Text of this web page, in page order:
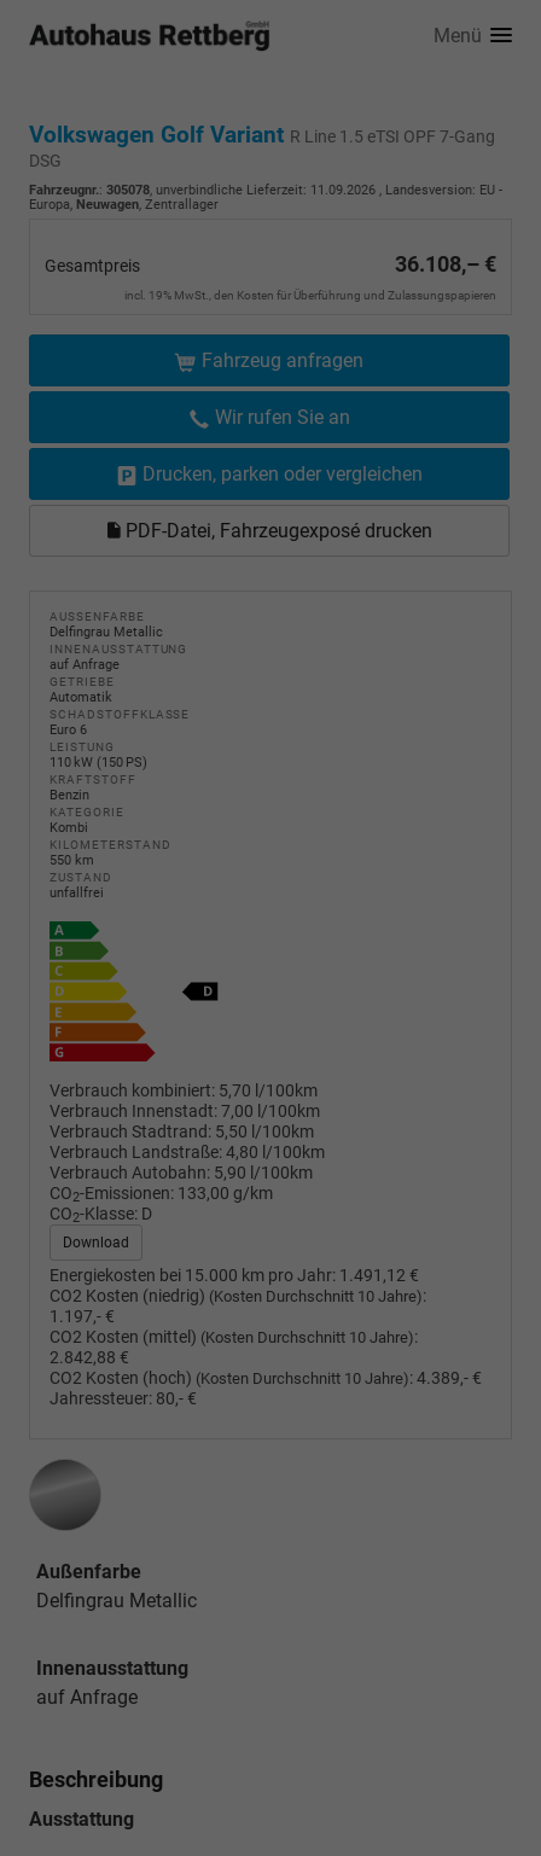
Menü
Volkswagen Golf Variant R Line 1.5 eTSI OPF 7-Gang
DSG
Fahrzeugnr.: 305078, unverbindliche Lieferzeit: 11.09.2026 , Landesversion: EU -
Europa, Neuwagen, Zentrallager
Gesamtpreis 36.108,– €
incl. 19% MwSt., den Kosten für Überführung und Zulassungspapieren
Fahrzeug anfragen
Wir rufen Sie an
Drucken, parken oder vergleichen
PDF-Datei, Fahrzeugexposé drucken
AUSSENFARBE
Delfingrau Metallic
INNENAUSSTATTUNG
auf Anfrage
GETRIEBE
Automatik
SCHADSTOFFKLASSE
Euro 6
LEISTUNG
110 kW (150 PS)
KRAFTSTOFF
Benzin
KATEGORIE
Kombi
KILOMETERSTAND
550 km
ZUSTAND
unfallfrei
Verbrauch kombiniert: 5,70 l/100km
Verbrauch Innenstadt:7,00 l/100km
Verbrauch Stadtrand: 5,50 l/100km
Verbrauch Landstraße:4,80 l/100km
Verbrauch Autobahn: 5,90 l/100km
CO2-Emissionen: 133,00 g/km
CO2-Klasse: D
Download
Energiekosten bei 15.000 km pro Jahr: 1.491,12 €
CO2 Kosten (niedrig) (Kosten Durchschnitt 10 Jahre):
1.197,- €
CO2 Kosten (mittel) (Kosten Durchschnitt 10 Jahre):
2.842,88 €
CO2 Kosten (hoch) (Kosten Durchschnitt 10 Jahre):4.389,- €
Jahressteuer: 80,- €
Außenfarbe
Delfingrau Metallic
Innenausstattung
auf Anfrage
Beschreibung
Ausstattung